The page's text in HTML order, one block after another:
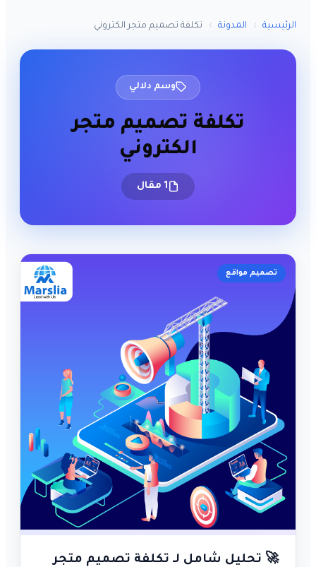
الرئيسية › المدونة › تكلفة تصميم متجر الكتروني
وسم دلالي
تكلفة تصميم متجر
الكتروني
1 مقال
تصميم مواقع
🚀 تحليل شامل لـ تكلفة تصميم متجر